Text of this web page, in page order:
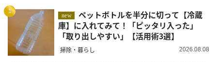
1
new
ペットボトルを半分に切って【冷蔵
庫】に入れてみて！「ピッタリ入った」
「取り出しやすい」【活用術3選】
掃除・暮らし 2026.08.08